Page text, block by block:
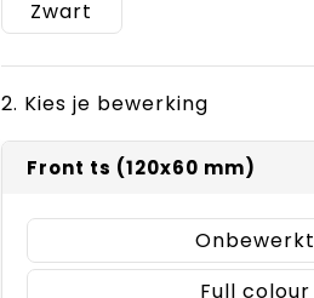
Zwart
2. Kies je bewerking
Front ts (120x60 mm)
Onbewerkt
Full colour